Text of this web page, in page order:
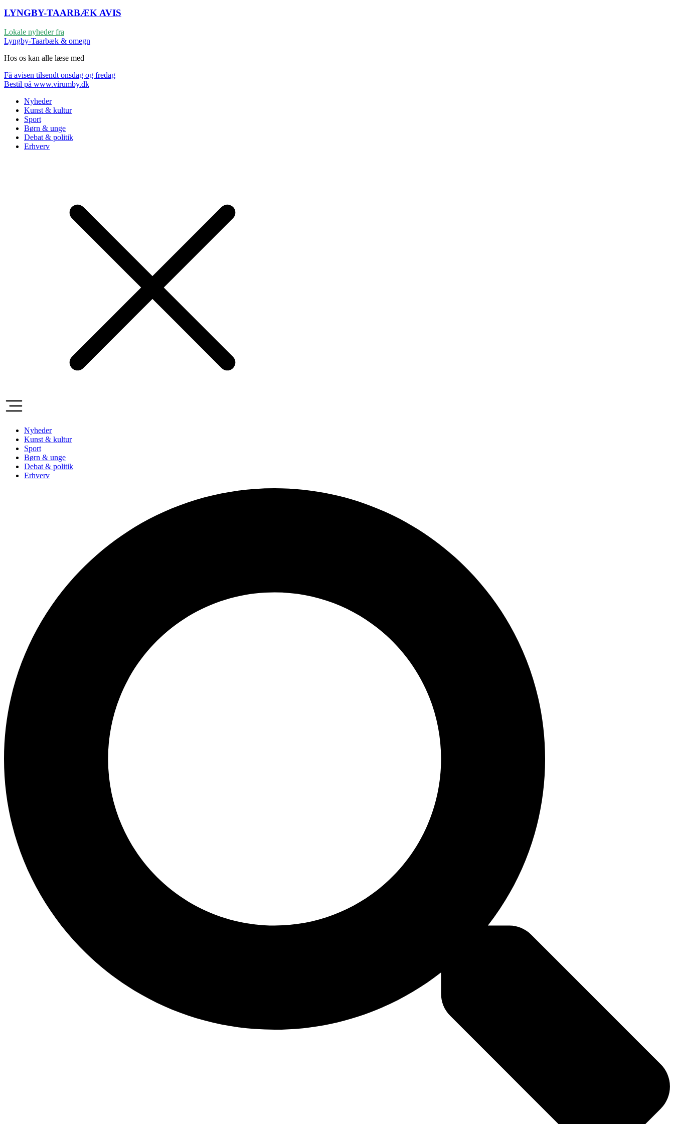
LYNGBY-TAARBÆK AVIS
Lokale nyheder fra
Lyngby-Taarbæk & omegn
Hos os kan alle læse med
Få avisen tilsendt onsdag og fredag
Bestil på www.virumby.dk
Nyheder
Kunst & kultur
Sport
Børn & unge
Debat & politik
Erhverv
Nyheder
Kunst & kultur
Sport
Børn & unge
Debat & politik
Erhverv